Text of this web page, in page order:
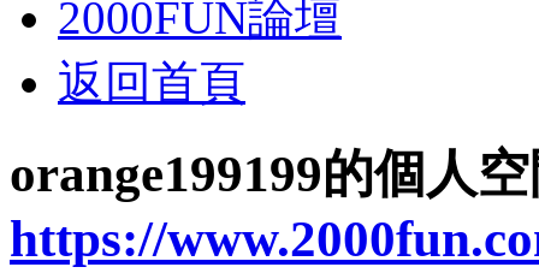
2000FUN論壇
返回首頁
orange199199的個人
https://